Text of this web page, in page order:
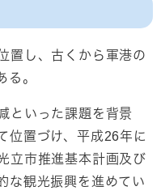
置し、古くから軍港の
る。
といった課題を背景
位置づけ、平成26年に
立市推進基本計画及び
な観光振興を進めてい